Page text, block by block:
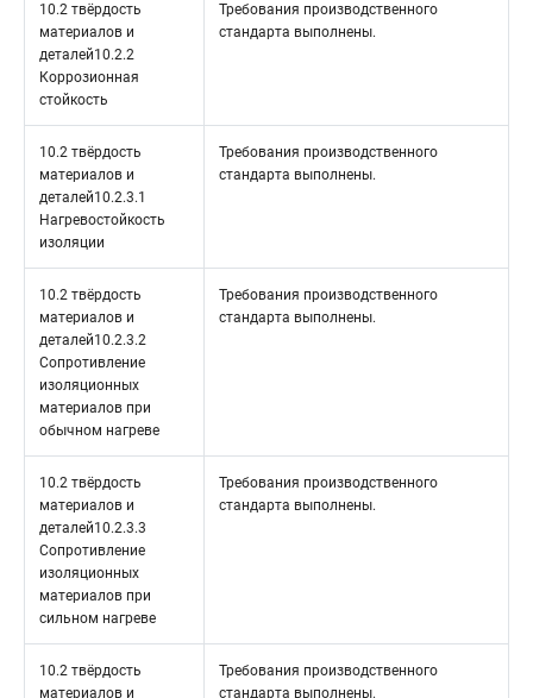
10.2 твёрдость
материалов и
деталей10.2.2
Коррозионная
стойкость
Требования производственного
стандарта выполнены.
10.2 твёрдость
материалов и
деталей10.2.3.1
Нагревостойкость
изоляции
Требования производственного
стандарта выполнены.
10.2 твёрдость
материалов и
деталей10.2.3.2
Сопротивление
изоляционных
материалов при
обычном нагреве
Требования производственного
стандарта выполнены.
10.2 твёрдость
материалов и
деталей10.2.3.3
Сопротивление
изоляционных
материалов при
сильном нагреве
Требования производственного
стандарта выполнены.
10.2 твёрдость
материалов и
Требования производственного
стандарта выполнены.